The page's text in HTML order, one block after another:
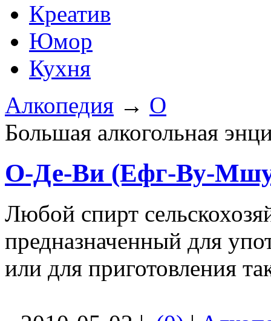
Креатив
Юмор
Кухня
Алкопедия → О
Большая алкогольная
О-Де-Ви (Ефг-Ву-
Любой спирт
предназначенный для
или для приготовления